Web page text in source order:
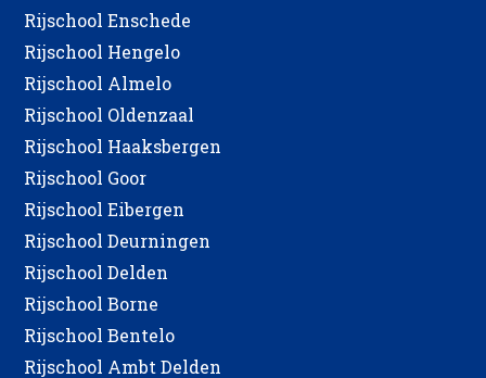
Rijschool Enschede
Rijschool Hengelo
Rijschool Almelo
Rijschool Oldenzaal
Rijschool Haaksbergen
Rijschool Goor
Rijschool Eibergen
Rijschool Deurningen
Rijschool Delden
Rijschool Borne
Rijschool Bentelo
Rijschool Ambt Delden